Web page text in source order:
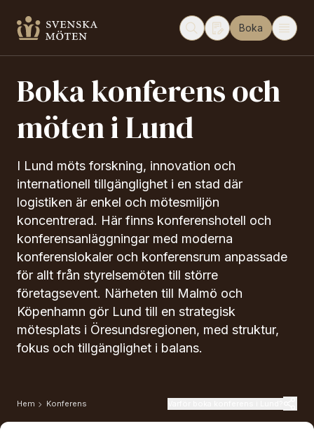
Boka
Boka konferens och
möten i Lund
I Lund möts forskning, innovation och
internationell tillgänglighet i en stad där
logistiken är enkel och mötesmiljön
koncentrerad. Här finns konferenshotell och
konferensanläggningar med moderna
konferenslokaler och konferensrum anpassade
för allt från styrelsemöten till större
företagsevent. Närheten till Malmö och
Köpenhamn gör Lund till en strategisk
mötesplats i Öresundsregionen, med struktur,
fokus och tillgänglighet i balans.
Hem Konferens